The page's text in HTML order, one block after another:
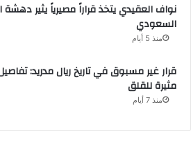
نواف العقيدي يتخذ قراراً مصيرياً يثير دهشة
السعودي
منذ 5 أيام
قرار غير مسبوق في تاريخ ريال مدريد:
مثيرة للقلق
منذ 7 أيام